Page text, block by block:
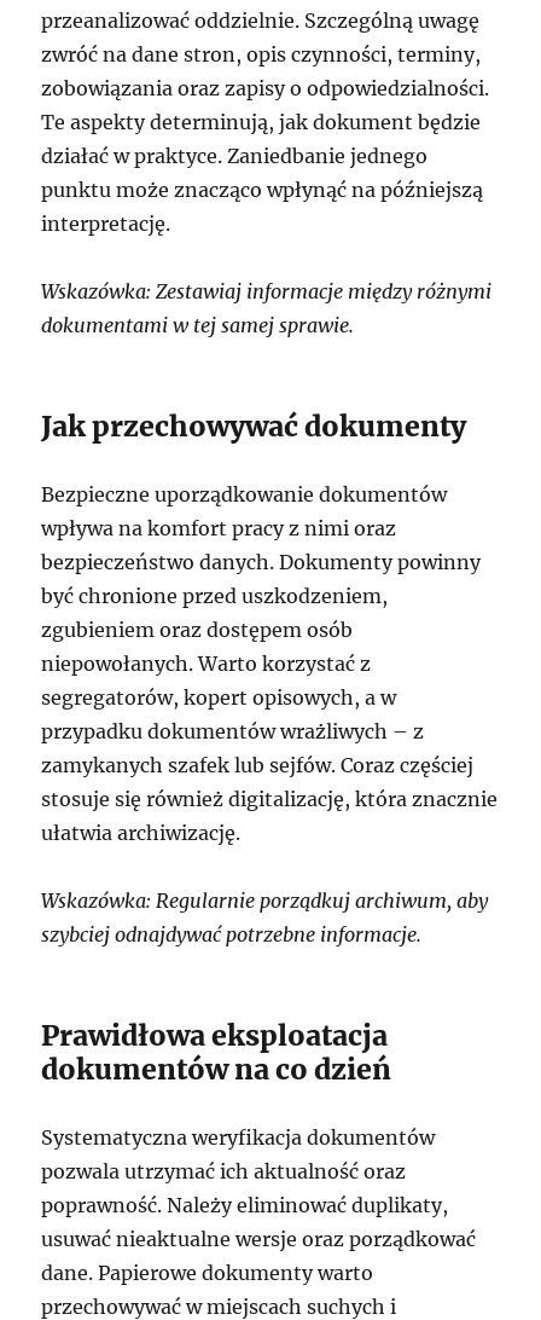
przeanalizować oddzielnie. Szczególną uwagę
zwróć na dane stron, opis czynności, terminy,
zobowiązania oraz zapisy o odpowiedzialności.
Te aspekty determinują, jak dokument będzie
działać w praktyce. Zaniedbanie jednego
punktu może znacząco wpłynąć na późniejszą
interpretację.
Wskazówka: Zestawiaj informacje między różnymi
dokumentami w tej samej sprawie.
Jak przechowywać dokumenty
Bezpieczne uporządkowanie dokumentów
wpływa na komfort pracy z nimi oraz
bezpieczeństwo danych. Dokumenty powinny
być chronione przed uszkodzeniem,
zgubieniem oraz dostępem osób
niepowołanych. Warto korzystać z
segregatorów, kopert opisowych, a w
przypadku dokumentów wrażliwych – z
zamykanych szafek lub sejfów. Coraz częściej
stosuje się również digitalizację, która znacznie
ułatwia archiwizację.
Wskazówka: Regularnie porządkuj archiwum, aby
szybciej odnajdywać potrzebne informacje.
Prawidłowa eksploatacja
dokumentów na co dzień
Systematyczna weryfikacja dokumentów
pozwala utrzymać ich aktualność oraz
poprawność. Należy eliminować duplikaty,
usuwać nieaktualne wersje oraz porządkować
dane. Papierowe dokumenty warto
przechowywać w miejscach suchych i